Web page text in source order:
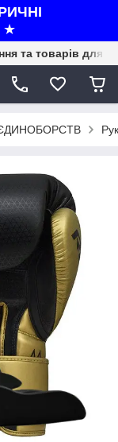
★
та товарів для